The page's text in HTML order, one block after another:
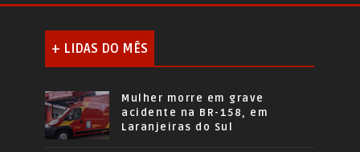
+ LIDAS DO MÊS
Mulher morre em grave
acidente na BR-158, em
Laranjeiras do Sul